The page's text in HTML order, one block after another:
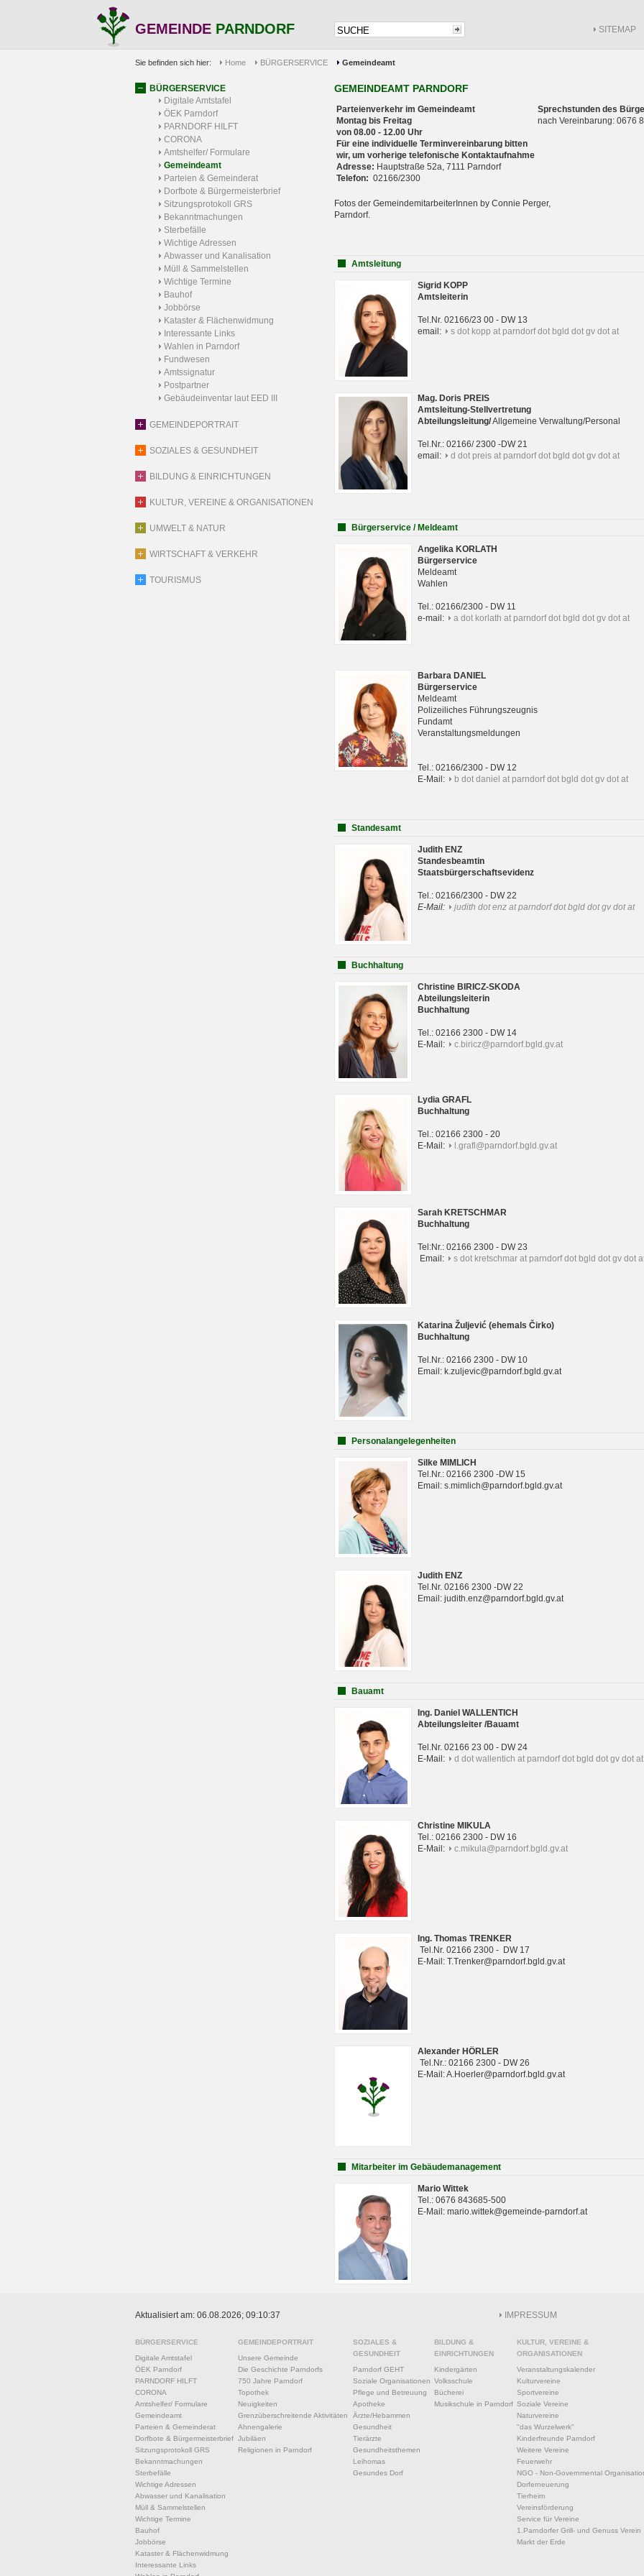
GEMEINDE PARNDORF SITEMAP
Sie befinden sich hier: Home BÜRGERSERVICE Gemeindeamt
BÜRGERSERVICE
Digitale Amtstafel
ÖEK Parndorf
PARNDORF HILFT
CORONA
Amtshelfer/ Formulare
Gemeindeamt
Parteien & Gemeinderat
Dorfbote & Bürgermeisterbrief
Sitzungsprotokoll GRS
Bekanntmachungen
Sterbefälle
Wichtige Adressen
Abwasser und Kanalisation
Müll & Sammelstellen
Wichtige Termine
Bauhof
Jobbörse
Kataster & Flächenwidmung
Interessante Links
Wahlen in Parndorf
Fundwesen
Amtssignatur
Postpartner
Gebäudeinventar laut EED III
GEMEINDEPORTRAIT
SOZIALES & GESUNDHEIT
BILDUNG & EINRICHTUNGEN
KULTUR, VEREINE & ORGANISATIONEN
UMWELT & NATUR
WIRTSCHAFT & VERKEHR
TOURISMUS
GEMEINDEAMT PARNDORF
Parteienverkehr im Gemeindeamt
Montag bis Freitag
von 08.00 - 12.00 Uhr
Für eine individuelle Terminvereinbarung bitten
wir, um vorherige telefonische Kontaktaufnahme
Adresse: Hauptstraße 52a, 7111 Parndorf
Telefon: 02166/2300
Sprechstunden des
nach Vereinbarung: 0676
Fotos der GemeindemitarbeiterInnen by Connie Perger,
Parndorf.
Amtsleitung
Sigrid KOPP
Amtsleiterin
Tel.Nr. 02166/23 00 - DW 13
email:
s dot kopp at parndorf dot bgld dot gv dot at
Mag. Doris PREIS
Amtsleitung-Stellvertretung
Abteilungsleitung/Allgemeine Verwaltung/Personal
Tel.Nr.: 02166/ 2300 -DW 21
email:
d dot preis at parndorf dot bgld dot gv dot at
Bürgerservice / Meldeamt
Angelika KORLATH
Bürgerservice
Meldeamt
Wahlen
Tel.: 02166/2300 - DW 11
e-mail:
a dot korlath at parndorf dot bgld dot gv dot at
Barbara DANIEL
Bürgerservice
Meldeamt
Polizeiliches Führungszeugnis
Fundamt
Veranstaltungsmeldungen
Tel.: 02166/2300 - DW 12
E-Mail:
b dot daniel at parndorf dot bgld dot gv dot at
Standesamt
Judith ENZ
Standesbeamtin
Staatsbürgerschaftsevidenz
Tel.: 02166/2300 - DW 22
E-Mail:
judith dot enz at parndorf dot bgld dot gv dot at
Buchhaltung
Christine BIRICZ-SKODA
Abteilungsleiterin
Buchhaltung
Tel.: 02166 2300 - DW 14
E-Mail:
c.biricz@parndorf.bgld.gv.at
Lydia GRAFL
Buchhaltung
Tel.: 02166 2300 - 20
E-Mail:
l.grafl@parndorf.bgld.gv.at
Sarah KRETSCHMAR
Buchhaltung
Tel:Nr.: 02166 2300 - DW 23
Email:
s dot kretschmar at parndorf dot bgld dot gv dot
Katarina Žuljević (ehemals Čirko)
Buchhaltung
Tel.Nr.: 02166 2300 - DW 10
Email: k.zuljevic@parndorf.bgld.gv.at
Personalangelegenheiten
Silke MIMLICH
Tel.Nr.: 02166 2300 -DW 15
Email: s.mimlich@parndorf.bgld.gv.at
Judith ENZ
Tel.Nr. 02166 2300 -DW 22
Email: judith.enz@parndorf.bgld.gv.at
Bauamt
Ing. Daniel WALLENTICH
Abteilungsleiter /Bauamt
Tel.Nr. 02166 23 00 - DW 24
E-Mail:
d dot wallentich at parndorf dot bgld dot gv dot at
Christine MIKULA
Tel.: 02166 2300 - DW 16
E-Mail:
c.mikula@parndorf.bgld.gv.at
Ing. Thomas TRENKER
Tel.Nr. 02166 2300 - DW 17
E-Mail: T.Trenker@parndorf.bgld.gv.at
Alexander HÖRLER
Tel.Nr.: 02166 2300 - DW 26
E-Mail: A.Hoerler@parndorf.bgld.gv.at
Mitarbeiter im Gebäudemanagement
Mario Wittek
Tel.: 0676 843685-500
E-Mail: mario.wittek@gemeinde-parndorf.at
Aktualisiert am: 06.08.2026; 09:10:37 IMPRESSUM
BÜRGERSERVICE
Digitale Amtstafel
ÖEK Parndorf
PARNDORF HILFT
CORONA
Amtshelfer/ Formulare
Gemeindeamt
Parteien & Gemeinderat
Dorfbote & Bürgermeisterbrief
Sitzungsprotokoll GRS
Bekanntmachungen
Sterbefälle
Wichtige Adressen
Abwasser und Kanalisation
Müll & Sammelstellen
Wichtige Termine
Bauhof
Jobbörse
Kataster & Flächenwidmung
Interessante Links
GEMEINDEPORTRAIT
Unsere Gemeinde
Die Geschichte Parndorfs
750 Jahre Parndorf
Topothek
Neuigkeiten
Grenzüberschreitende Aktivitäten
Ahnengalerie
Jubiläen
Religionen in Parndorf
SOZIALES &
GESUNDHEIT
Parndorf GEHT
Soziale Organisationen
Pflege und Betreuung
Apotheke
Ärzte/Hebammen
Gesundheit
Tierärzte
Gesundheitsthemen
Leihomas
Gesundes Dorf
BILDUNG &
EINRICHTUNGEN
Kindergärten
Volksschule
Bücherei
Musikschule in Parndorf
KULTUR, VEREINE &
ORGANISATIONEN
Veranstaltungskalender
Kulturvereine
Sportvereine
Soziale Vereine
Naturvereine
"das Wurzelwerk"
Kinderfreunde Parndorf
Weitere Vereine
Feuerwehr
NGO - Non-Governmental
Dorferneuerung
Tierheim
Vereinsförderung
Service für Vereine
1.Parndorfer Grill- und Genuss Verein
Markt der Erde